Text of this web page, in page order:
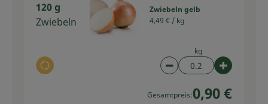
120 g
Zwiebeln
Auswahl ändern
Zwiebeln gelb
4,49 € / kg
kg
Artikelanzahl
Gesamtpreis:0,90 €